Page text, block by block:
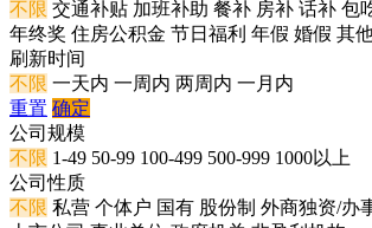
不限 交通补贴 加班补助 餐补 房补 话补 包
年终奖 住房公积金 节日福利 年假 婚假 其
刷新时间
不限 一天内 一周内 两周内 一月内
重置 确定
公司规模
不限 1-49 50-99 100-499 500-999 1000以上
公司性质
不限 私营 个体户 国有 股份制 外商独资/办